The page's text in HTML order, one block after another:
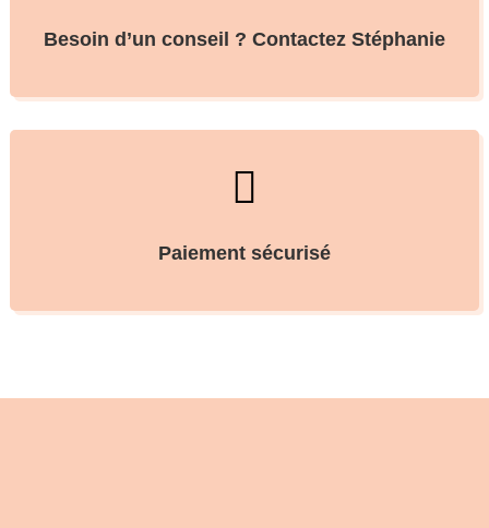
Besoin d’un conseil ? Contactez Stéphanie

Paiement sécurisé